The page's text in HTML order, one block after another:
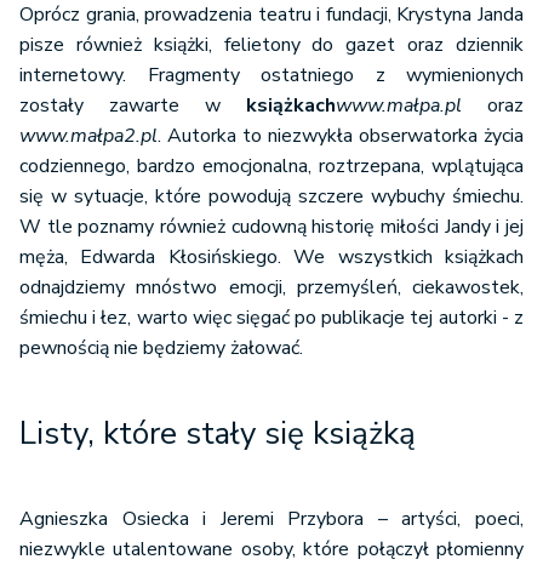
Oprócz grania, prowadzenia teatru i fundacji, Krystyna Janda
pisze również książki, felietony do gazet oraz dziennik
internetowy. Fragmenty ostatniego z wymienionych
zostały zawarte w książkachwww.małpa.pl oraz
www.małpa2.pl. Autorka to niezwykła obserwatorka życia
codziennego, bardzo emocjonalna, roztrzepana, wplątująca
się w sytuacje, które powodują szczere wybuchy śmiechu.
W tle poznamy również cudowną historię miłości Jandy i jej
męża, Edwarda Kłosińskiego. We wszystkich książkach
odnajdziemy mnóstwo emocji, przemyśleń, ciekawostek,
śmiechu i łez, warto więc sięgać po publikacje tej autorki - z
pewnością nie będziemy żałować.
Listy, które stały się książką
Agnieszka Osiecka i Jeremi Przybora – artyści, poeci,
niezwykle utalentowane osoby, które połączył płomienny